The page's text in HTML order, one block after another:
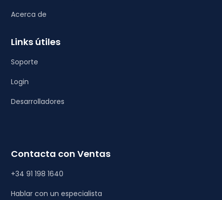
Acerca de
Links útiles
Soporte
Login
Desarrolladores
Contacta con Ventas
+34 91 198 1640
Hablar con un especialista